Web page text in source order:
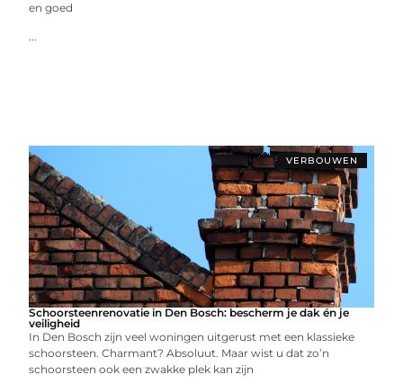
en goed
...
VERBOUWEN
Schoorsteenrenovatie in Den Bosch: bescherm je dak én je
veiligheid
In Den Bosch zijn veel woningen uitgerust met een klassieke
schoorsteen. Charmant? Absoluut. Maar wist u dat zo’n
schoorsteen ook een zwakke plek kan zijn